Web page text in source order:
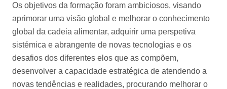
Os objetivos da formação foram ambiciosos, visando
aprimorar uma visão global e melhorar o conhecimento
global da cadeia alimentar, adquirir uma perspetiva
sistémica e abrangente de novas tecnologias e os
desafios dos diferentes elos que as compõem,
desenvolver a capacidade estratégica de atendendo a
novas tendências e realidades, procurando melhorar o